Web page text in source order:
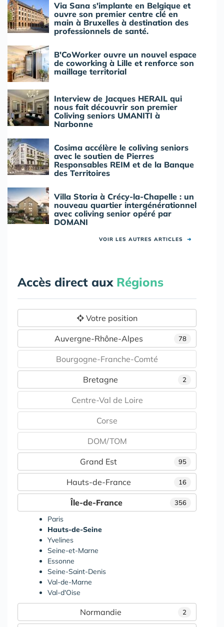
Via Sana s'implante en Belgique et
ouvre son premier centre clé en
main à Bruxelles à destination des
professionnels de santé.
B'CoWorker ouvre un nouvel espace
de coworking à Lille et renforce son
maillage territorial
Interview de Jacques HERAIL qui
nous fait découvrir son premier
Coliving seniors UMANITI à
Narbonne
Cosima accélère le coliving seniors
avec le soutien de Pierres
Responsables REIM et de la Banque
des Territoires
Villa Storia à Crécy-la-Chapelle : un
nouveau quartier intergénérationnel
avec coliving senior opéré par
DOMANI
VOIR LES AUTRES ARTICLES ➜
Accès direct aux Régions
Votre position
78
Auvergne-Rhône-Alpes
Bourgogne-Franche-Comté
2
Bretagne
Centre-Val de Loire
Corse
DOM/TOM
95
Grand Est
16
Hauts-de-France
356
Île-de-France
Paris
Hauts-de-Seine
Yvelines
Seine-et-Marne
Essonne
Seine-Saint-Denis
Val-de-Marne
Val-d'Oise
2
Normandie